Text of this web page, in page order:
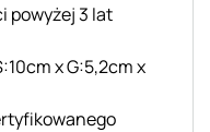
powyżej 3 lat
x G:5,2cm x